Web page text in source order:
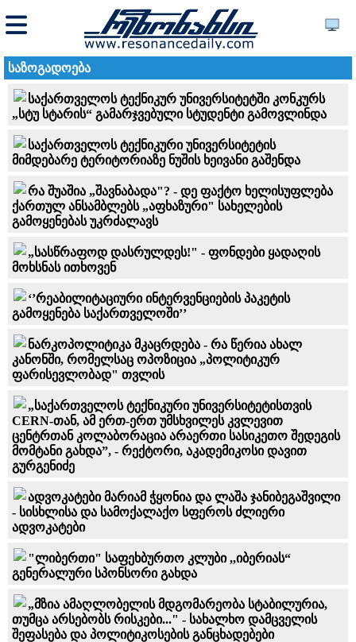
საზოგადოება
საქართველოს ტექნიკურ უნივერსიტეტში კონკურს
„სტუ სტარის“ გამარჯვებული სტუდენტი გამოვლინდა
საქართველოს ტექნიკური უნივერსიტეტის
მიმდებარე ტერიტორიაზე ნუშის ხეივანი გაშენდა
რა შუაშია „შავნაბადა"? - დე ფაქტო ხელისუფლება
ქართულ ანსამბლებს „აფხაზური" სახელების
გამოყენებას უკრძალავს
„სასწრაფოდ დასრულდეს!" - ფონდები ყადაღის
მოხსნას ითხოვენ
‘’რეაბილიტაციური ინტერვენციების პაკეტის
გამოყენება საქართველოში’’
ნარკოპოლიტიკა მკაცრდება - რა წერია ახალ
კანონში, რომელსაც ოპოზიცია „პოლიტიკურ
ფარისევლობად" თვლის
„საქართველოს ტექნიკური უნივერსიტეტისთვის
CERN-თან, ამ ერთ-ერთ უმსხვილეს კვლევით
ცენტრთან კოლაბორაცია არაერთი სასიკეთო შედეგის
მომტანი გახდა”, - რექტორი, აკადემიკოსი დავით
გურგენიძე
ადვოკატები მარიამ ჭყონია და ლაშა ჯანიბეგაშვილი
- სისხლისა და სამოქალაქო სფეროს ძლიერი
ადვოკატები
"ლიბერთი" საფეხბურთო კლუბი ,,იბერიას“
გენერალური სპონსორი გახდა
„მზია ამაღლობელის მდგომარეობა სტაბილურია,
თუმცა არსებობს რისკები..." - სახალხო დამცველის
შეფასება და პოლიტიკოსების განცხადებები